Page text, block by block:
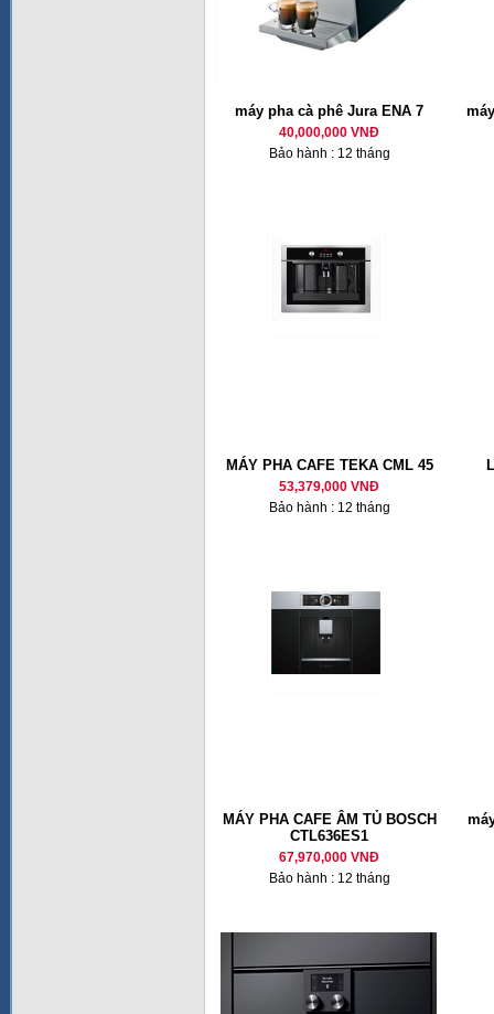
máy pha cà phê Jura ENA 7
40,000,000 VNĐ
Bảo hành : 12 tháng
MÁY PHA CAFE TEKA CML 45
53,379,000 VNĐ
Bảo hành : 12 tháng
MÁY PHA CAFE ÂM TỦ BOSCH
CTL636ES1
67,970,000 VNĐ
Bảo hành : 12 tháng